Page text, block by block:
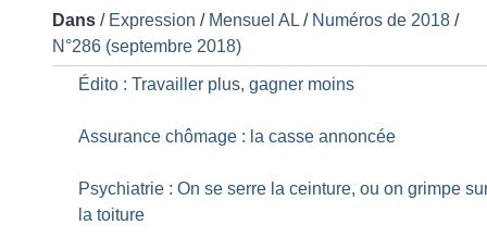
Dans / Expression / Mensuel AL / Numéros de 2018 /
N°286 (septembre 2018)
Édito : Travailler plus, gagner moins
Assurance chômage : la casse annoncée
Psychiatrie : On se serre la ceinture, ou on grimpe
la toiture